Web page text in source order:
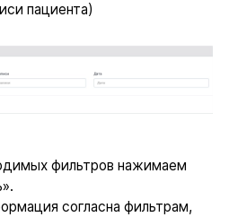
пациента)
фильтров нажимаем
согласна фильтрам,